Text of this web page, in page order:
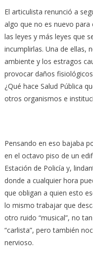
El articulista renunció a
algo que no es nuevo para
las leyes y más leyes que
incumplirlas. Una de ellas,
ambiente y los estragos
provocar daños
¿Qué hace Salud Pública
otros organismos e
Pensando en eso bajaba
en el octavo piso de un
Estación de Policía y,
donde a cualquier hora
que obligan a quien esto
lo mismo trabajar que
otro ruido “musical”, no
“carlista”, pero también
nervioso.